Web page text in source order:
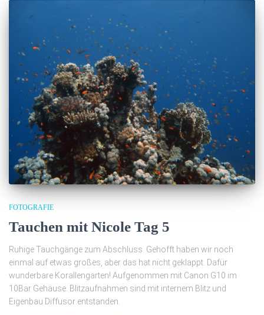
FOTOGRAFIE
Tauchen mit Nicole Tag 5
Ruhige Tauchgänge zum Abschluss. Gehofft haben wir noch
einmal auf etwas großes, aber das hat nicht geklappt. Dafür
wunderbare Korallengärten! Aufgenommen mit Canon G10 im
10Bar Gehäuse. Blitzaufnahmen sind mit internem Blitz und
Eigenbau Diffusor entstanden.